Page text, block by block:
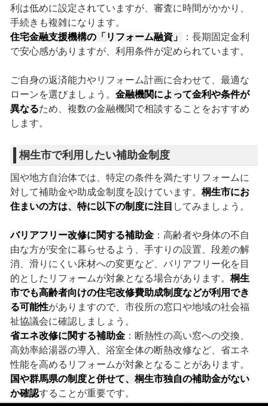
利は低めに設定されていますが、審査に時間がかかり、
手続きも複雑になります。
住宅金融支援機構の「リフォーム融資」
：長期固定金利
で安心感がありますが、利用条件が定められています。
ご自身の返済能力やリフォーム計画に合わせて、最適な
ローンを選びましょう。 金融機関によって金利や条件が
異なるため、複数の金融機関で相談することをおすすめ
します。
桐生市で利用したい補助金制度
国や地方自治体では、特定の条件を満たすリフォームに
対して補助金や助成金制度を設けています。 桐生市にお
住まいの方は、特に以下の制度に注目 してみましょう。
バリアフリー改修に関する補助金：高齢者や身体の不自
由な方が安全に暮らせるよう、手すりの設置、段差の解
消、滑りにくい床材への変更など、バリアフリー化を目
的としたリフォームが対象となる場合があります。 桐生
市でも高齢者向けの住宅改修費助成制度などが利用でき
る可能性がありますので、市役所の窓口や地域の社会福
祉協議会に確認しましょう。
省エネ改修に関する補助金：断熱性の高い窓への交換、
高効率給湯器の導入、浴室全体の断熱改修など、省エネ
性能を高めるリフォームが対象となることがあります。
国や群馬県の制度と併せて、桐生市独自の補助金がない
か確認することが重要です。